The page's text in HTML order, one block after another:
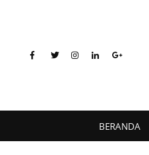
BERANDA